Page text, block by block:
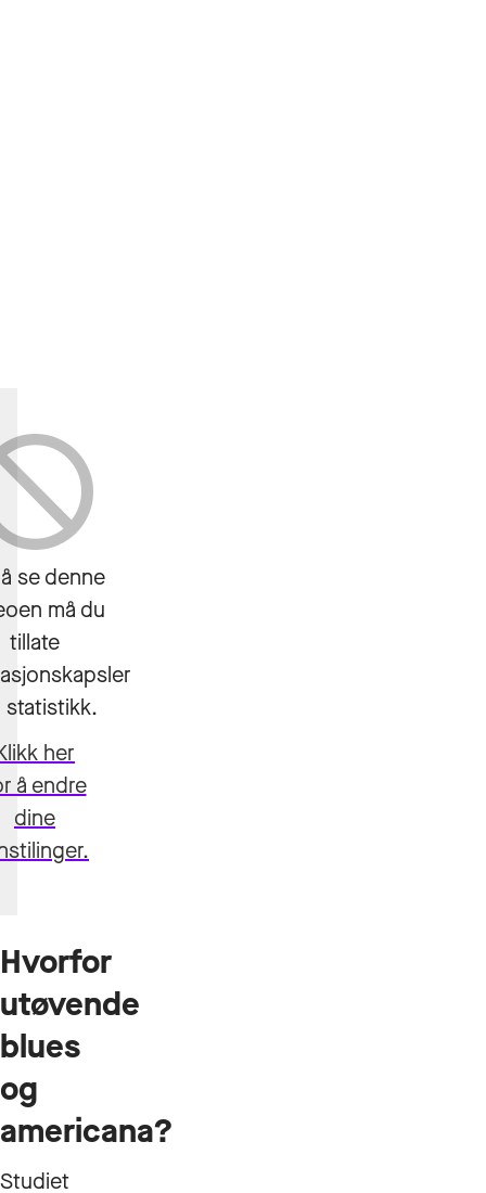
se denne
må du
tillate
her
å endre
dine
Hvorfor
utøvende
blues
og
americana?
Studiet